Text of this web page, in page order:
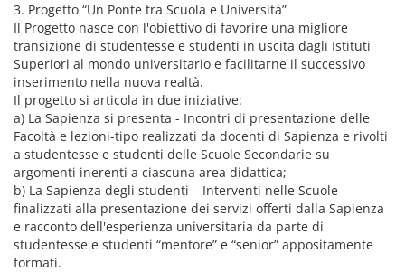
3. Progetto “Un Ponte tra Scuola e Università”
Il Progetto nasce con l'obiettivo di favorire una migliore
transizione di studentesse e studenti in uscita dagli Istituti
Superiori al mondo universitario e facilitarne il successivo
inserimento nella nuova realtà.
Il progetto si articola in due iniziative:
a) La Sapienza si presenta - Incontri di presentazione delle
Facoltà e lezioni-tipo realizzati da docenti di Sapienza e rivolti
a studentesse e studenti delle Scuole Secondarie su
argomenti inerenti a ciascuna area didattica;
b) La Sapienza degli studenti – Interventi nelle Scuole
finalizzati alla presentazione dei servizi offerti dalla Sapienza
e racconto dell'esperienza universitaria da parte di
studentesse e studenti “mentore” e “senior” appositamente
formati.